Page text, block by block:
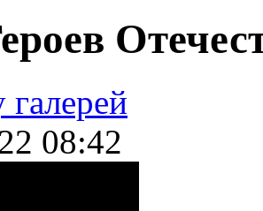
08:42